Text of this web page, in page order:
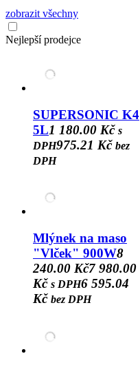
zobrazit všechny
Nejlepší prodejce
SUPERSONIC K4
5L1 180.00 Kč s
DPH975.21 Kč bez
DPH
Mlýnek na maso
"Vlček" 900W8
240.00 Kč7 980.00
Kč s DPH6 595.04
Kč bez DPH